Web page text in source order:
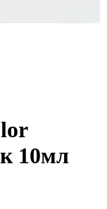
10мл